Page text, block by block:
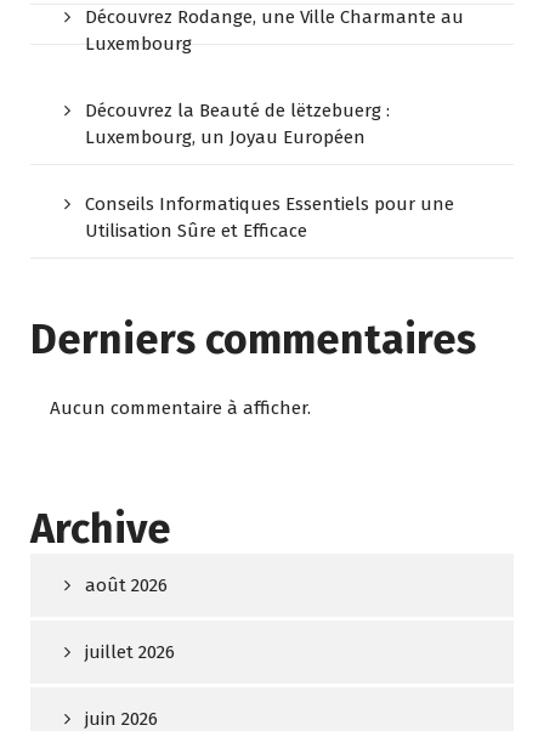
Découvrez Rodange, une Ville Charmante au
Luxembourg
Découvrez la Beauté de lëtzebuerg :
Luxembourg, un Joyau Européen
Conseils Informatiques Essentiels pour une
Utilisation Sûre et Efficace
Derniers commentaires
Aucun commentaire à afficher.
Archive
août 2026
juillet 2026
juin 2026